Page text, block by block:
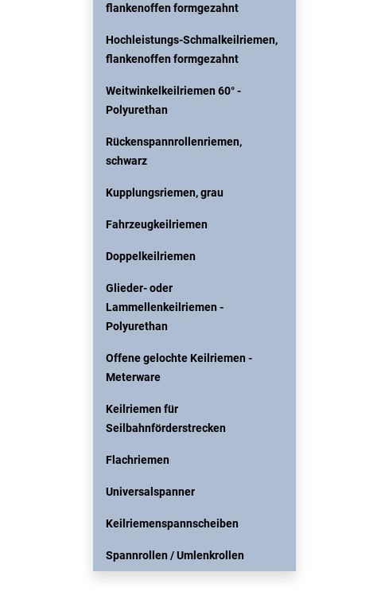
flankenoffen formgezahnt
Hochleistungs-Schmalkeilriemen,
flankenoffen formgezahnt
Weitwinkelkeilriemen 60° -
Polyurethan
Rückenspannrollenriemen,
schwarz
Kupplungsriemen, grau
Fahrzeugkeilriemen
Doppelkeilriemen
Glieder- oder
Lammellenkeilriemen -
Polyurethan
Offene gelochte Keilriemen -
Meterware
Keilriemen für
Seilbahnförderstrecken
Flachriemen
Universalspanner
Keilriemenspannscheiben
Spannrollen / Umlenkrollen